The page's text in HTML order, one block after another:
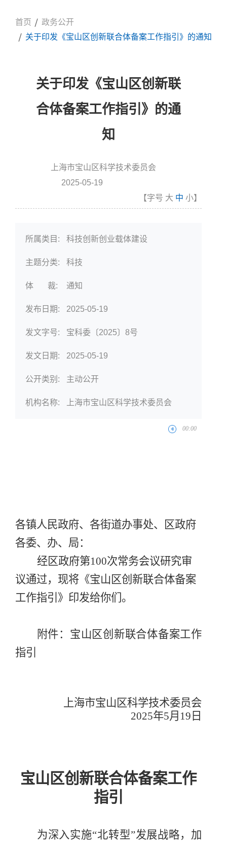
首页
政务公开
关于印发《宝山区创新联合体备案工作指引》的通知
关于印发《宝山区创新联
合体备案工作指引》的通
知
上海市宝山区科学技术委员会
2025-05-19
【字号 大 中 小】
所属类目: 科技创新创业载体建设
主题分类: 科技
体 裁: 通知
发布日期: 2025-05-19
发文字号: 宝科委〔2025〕8号
发文日期: 2025-05-19
公开类别: 主动公开
机构名称: 上海市宝山区科学技术委员会
各镇人民政府、各街道办事处、区政府
各委、办、局：
经区政府第100次常务会议研究审
议通过，现将《宝山区创新联合体备案
工作指引》印发给你们 。
附件：宝山区创新联合体备案工作
指引
上海市宝山区科学技术委员会
2025年5月 19 日
宝山区创新联合体备案工作
指引
为深入实施“北转型”发展战略，加